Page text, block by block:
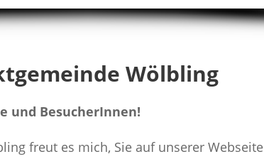
Wölbling
und BesucherInnen!
freut es mich, Sie auf unserer Webseite